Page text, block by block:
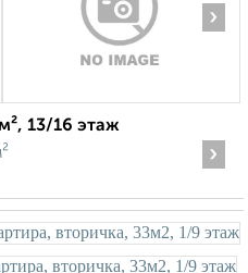
›
13/16 этаж
›